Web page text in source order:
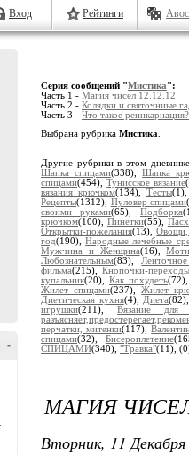
Вход Рейтинги
-
Серия сообщений "Мистика":
Часть 1 - Магия чисел 12.12.12
Часть 2 - Колядки и святочниые
Часть 3 - Что такое реинкарнация?
Выбрана рубрика Мистика
Другие рубрики в этом
Шапка спицами(338),Шапка
спицами(454),Тунисское вязание
вязания крючком(134), Тесты
Рецепты(1312), Пуловер спицами
своими руками(65), Подборка
крючком(100), Пинетки(55),
Открытки-пожелания(13),Овощи,
год(190),Народные лечебные
Мужчина и Женщина(16),
Любознательным(83),
фильма(215), Кнопочки-переходы
купальник(20), Как похудеть
Жилет спицами(237),Жилет
Диетическая кухня(4), Диета
игрушки(211),Вязание для
перчатки, митенки(117),
спицами(32), Бисероплетение
СПИЦАМИ(340), "Травка"(11),
МАГИЯ ЧИСЕЛ
Вторник, 11